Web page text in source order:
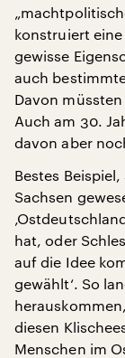
konstruiert
gewisse
auch
Davon
Auch am 30.
davon aber
Bestes
Sachsen
hat, oder
auf die Idee
gewählt‘. So
diesen
Menschen im